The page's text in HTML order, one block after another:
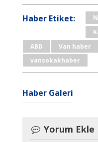
Haber Etiket:
ABD
Van haber
vansokakhaber
Haber Galeri
Yorum Ekle